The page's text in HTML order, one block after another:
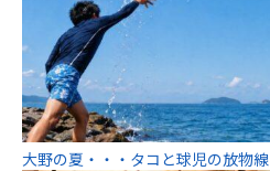
大野の夏・・・タコと球児の放物線